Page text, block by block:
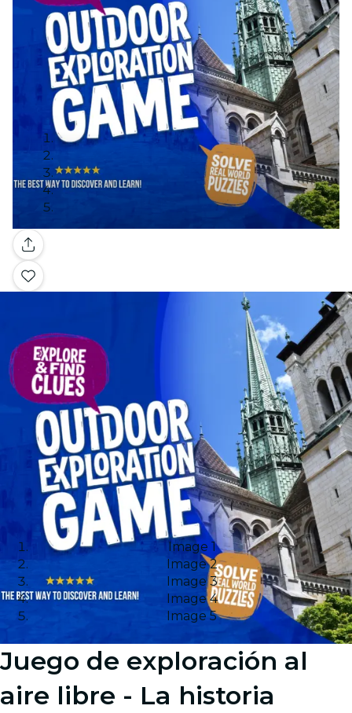
Galería
Image 1
Image 2
Image 3
Image 4
Image 5
Juego de exploración al
aire libre - La historia